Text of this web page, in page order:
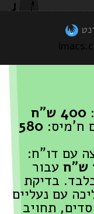
400 ש"ח
ח'מיס: 580
עם דו"ח:
עבור
בדיקת
עם נעליים
תחויב